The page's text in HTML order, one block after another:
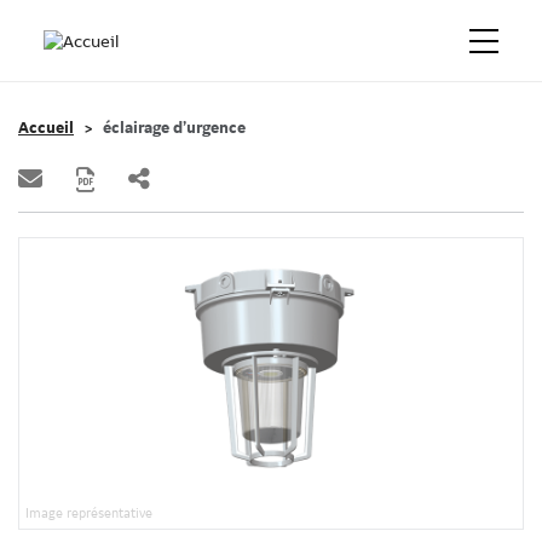
Accueil éclairage d’urgence
Image représentative